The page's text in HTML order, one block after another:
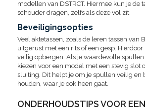
modellen van DSTRCT. Hiermee kun je de
schouder dragen, zelfs als deze vol zit.
Beveiligingsopties
Veel aktetassen, zoals de leren tassen van
uitgerust met een rits of een gesp.
veilig opbergen. Als je waardevolle
kiezen voor een model met een stevig slot
sluiting. Dit helpt je om je spullen veilig en
houden, waar je ook heen gaat.
ONDERHOUDSTIPS VOOR